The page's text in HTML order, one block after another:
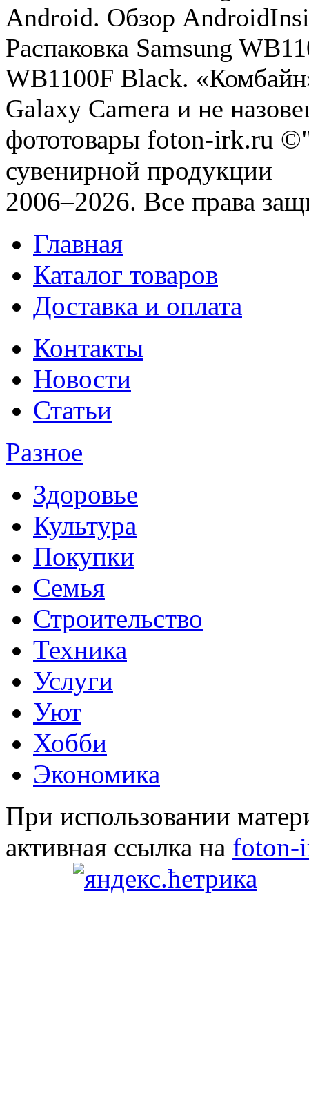
Android. Обзор
Распаковка Samsung
WB1100F Black.
Galaxy Camera и не
фототовары foton-irk.ru
сувенирной продукции
2006–2026. Все права
Главная
Каталог товаров
Доставка и оплата
Контакты
Новости
Статьи
Разное
Здоровье
Культура
Покупки
Семья
Строительство
Техника
Услуги
Уют
Хобби
Экономика
При использовании
активная ссылка на foton-